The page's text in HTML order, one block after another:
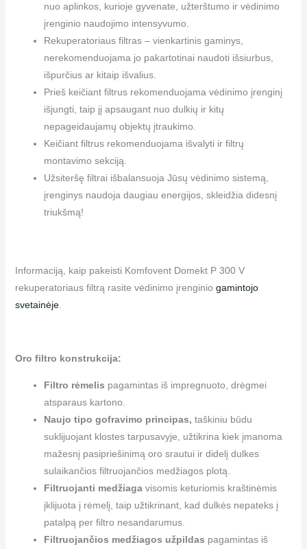
nuo aplinkos, kurioje gyvenate, užterštumo ir vėdinimo
įrenginio naudojimo intensyvumo.
Rekuperatoriaus filtras – vienkartinis gaminys,
nerekomenduojama jo pakartotinai naudoti išsiurbus,
išpurčius ar kitaip išvalius.
Prieš keičiant filtrus rekomenduojama vėdinimo įrenginį
išjungti, taip jį apsaugant nuo dulkių ir kitų
nepageidaujamų objektų įtraukimo.
Keičiant filtrus rekomenduojama išvalyti ir filtrų
montavimo sekciją.
Užsiteršę filtrai išbalansuoja Jūsų vėdinimo sistemą,
įrenginys naudoja daugiau energijos, skleidžia didesnį
triukšmą!
Informaciją, kaip pakeisti Komfovent Domekt P 300 V
rekuperatoriaus filtrą rasite vėdinimo įrenginio gamintojo
svetainėje.
Oro filtro konstrukcija:
Filtro rėmelis pagamintas iš impregnuoto, drėgmei
atsparaus kartono.
Naujo tipo gofravimo principas, taškiniu būdu
suklijuojant klostes tarpusavyje, užtikrina kiek įmanoma
mažesnį pasipriešinimą oro srautui ir didelį dulkes
sulaikančios filtruojančios medžiagos plotą.
Filtruojanti medžiagavisomis keturiomis kraštinėmis
įklijuota į rėmelį, taip užtikrinant, kad dulkės nepateks į
patalpą per filtro nesandarumus.
Filtruojančios medžiagos užpildas pagamintas iš